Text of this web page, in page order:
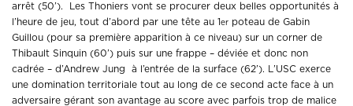
arrêt (50’). Les Thoniers vont se procurer deux belles opportunités à
l’heure de jeu, tout d’abord par une tête au 1er poteau de Gabin
Guillou (pour sa première apparition à ce niveau) sur un corner de
Thibault Sinquin (60’) puis sur une frappe – déviée et donc non
cadrée – d’Andrew Jung à l’entrée de la surface (62’). L’USC exerce
une domination territoriale tout au long de ce second acte face à un
adversaire gérant son avantage au score avec parfois trop de malice